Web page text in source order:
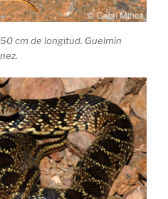
cm de longitud. Guelmin